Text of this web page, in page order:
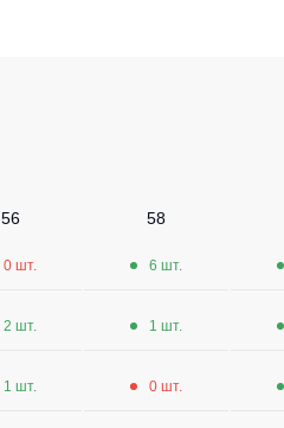
56 58
0 шт. 6 шт.
2 шт. 1 шт.
1 шт. 0 шт.